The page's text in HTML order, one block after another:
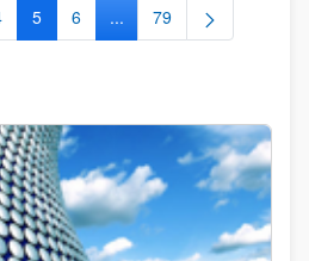
intermedias Use TAB para
Página
5 Página
6 ...Páginas intermedias
Página
79